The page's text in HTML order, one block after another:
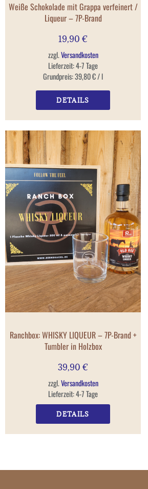
Weiße Schokolade mit Grappa verfeinert /
Liqueur – 7P-Brand
19,90 €
zzgl.Versandkosten
Lieferzeit:4-7 Tage
Grundpreis:39,80€/l
DETAILS
Ranchbox: WHISKY LIQUEUR – 7P-Brand +
Tumbler in Holzbox
39,90 €
zzgl.Versandkosten
Lieferzeit:4-7 Tage
DETAILS